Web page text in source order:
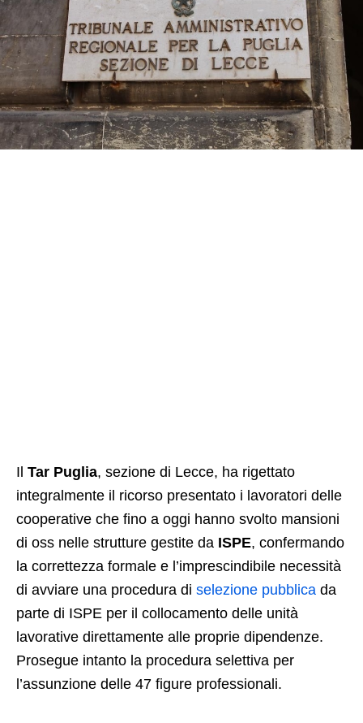
Il Tar Puglia, sezione di Lecce, ha rigettato
integralmente il ricorso presentato i lavoratori delle
cooperative che fino a oggi hanno svolto mansioni
di oss nelle strutture gestite da ISPE, confermando
la correttezza formale e l’imprescindibile necessità
di avviare una procedura di selezione pubblica da
parte di ISPE per il collocamento delle unità
lavorative direttamente alle proprie dipendenze.
Prosegue intanto la procedura selettiva per
l’assunzione delle 47 figure professionali.